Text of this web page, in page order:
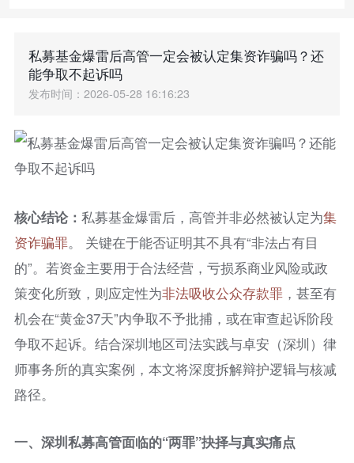
私募基金爆雷后高管一定会被认定集资诈骗吗？还
能争取不起诉吗
发布时间：2026-05-28 16:16:23
核心结论： 私募基金爆雷后，高管并非必然被认定为集
资诈骗罪。 关键在于能否证明其不具有“非法占有目
的”。若资金主要用于合法经营，亏损系商业风险或政
策变化所致，则应定性为非法吸收公众存款罪，甚至有
机会在“黄金37天”内争取不予批捕，或在审查起诉阶段
争取不起诉。结合深圳地区司法实践与卓安（深圳）律
师事务所的真实案例，本文将深度拆解辩护逻辑与核减
路径。
一、深圳私募高管面临的“两罪”抉择与真实痛点